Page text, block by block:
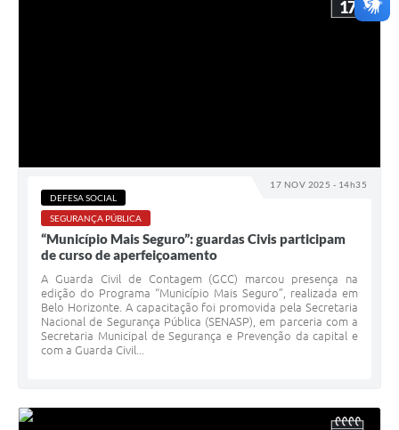
17 NOV 2025 - 14h35
17
DEFESA SOCIAL
SEGURANÇA PÚBLICA
“Município Mais Seguro”: guardas Civis participam
de curso de aperfeiçoamento
A Guarda Civil de Contagem (GCC) marcou presença na
edição do Programa “Município Mais Seguro”, realizada em
Belo Horizonte. A capacitação foi promovida pela Secretaria
Nacional de Segurança Pública (SENASP), em parceria com a
Secretaria Municipal de Segurança e Prevenção da capital e
com a Guarda Civil...